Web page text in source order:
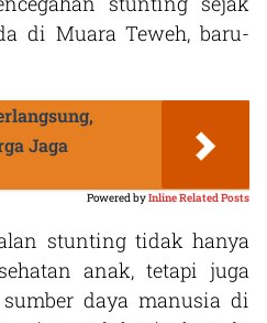
di Muara Teweh, baru-
Jaga
Powered byInline Related Posts
stunting tidak hanya
anak, tetapi juga
daya manusia di